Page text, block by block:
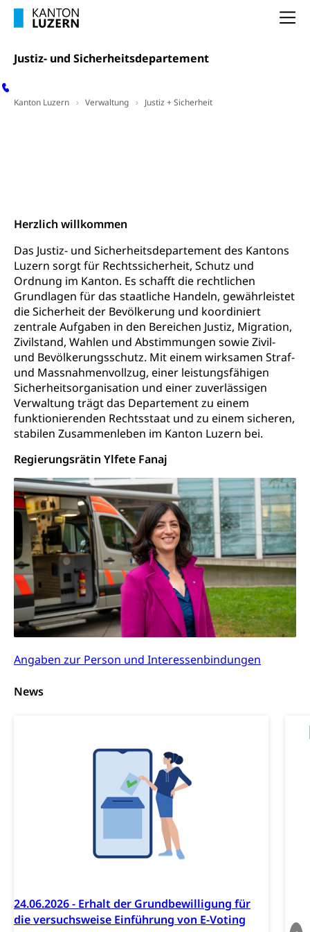
Justiz- und Sicherheitsdepartement
Kanton Luzern Verwaltung Justiz + Sicherheit
Justiz-
und
Sicherheitsdepartement
Herzlich willkommen
Das Justiz- und Sicherheitsdepartement des Kantons
Luzern sorgt für Rechtssicherheit, Schutz und
Ordnung im Kanton. Es schafft die rechtlichen
Grundlagen für das staatliche Handeln, gewährleistet
die Sicherheit der Bevölkerung und koordiniert
zentrale Aufgaben in den Bereichen Justiz, Migration,
Zivilstand, Wahlen und Abstimmungen sowie Zivil-
und Bevölkerungsschutz. Mit einem wirksamen Straf-
und Massnahmenvollzug, einer leistungsfähigen
Sicherheitsorganisation und einer zuverlässigen
Verwaltung trägt das Departement zu einem
funktionierenden Rechtsstaat und zu einem sicheren,
stabilen Zusammenleben im Kanton Luzern bei.
Regierungsrätin Ylfete Fanaj
Angaben zur Person und Interessenbindungen
News
24.06.2026 - Erhalt der Grundbewilligung für
die versuchsweise Einführung von E-Voting
Krankenversicherung
Unfallversicherung, Berufsunfallversicherung,
Krankenkasse
Prämienverbilligung (WAS Luzern)
sichere Lebensmittel, Lebensmittelkontrolle,
Sekundärprävention, Tertiärprävention
Darmkrebsvorsorge
Kantonales Tabakpräventionsprogramm
Gesundheitsförderung
Prävention (Polizei)
Suchtprävention
Gesundheitsversorgung
Soziale Sicherheit
Sozialversicherungen, Sozialpolitik,
Arbeitslosenversicherung,
Mutterschaftsversicherung, Krankenversicherung,
Unfallversicherung, Invalidenversicherung,
Sozialhilfe
Kranken- und Unfallversicherung
(gruezi.lu.ch)
Krankenversicherung (WAS Luzern)
Existenzsicherung - Sozialhilfe
Soziales und Gesellschaft (Dienststelle)
Opferhilfe
Arbeitslosenversicherung (WAS Luzern)
Invalidenversicherung (WAS Luzern)
Soziale Sicherheit
Sucht und Drogen
Drogenabhängigkeit, Drogensucht,
Medikamentenabhängigkeit,
Arzneimittelabhängigkeit, Suchtkrankheit,
Drogenabhängige, Drogensüchtige,
Betäubungsmittel, Suchtmittel, Psychopharmaka
Fachstelle Sucht Region Luzern
Drogen (Polizei)
Sucht
Gesundheitsversorgung
Gesundheitsversorgung, Spital, Pflegeinitiative,
Ambulant vor stationär, AVOS, Patientendossier
Gesundheitsversorgung
AHV / IV
Altersrente, Invalidenrente, Witwenrente,
Sozialversicherung, Vorsorgeeinrichtung,
Pensionskasse, erste Säule, zweite Säule, dritte
Säule, Hilflosenentschädigung,
Ergänzungsleistungen, Altersvorsorge,
Todesfallversicherung
AHV-Hinterlassenenrente (WAS Luzern)
AHV-Altersrente (WAS Luzern)
IV-Leistungen (WAS Luzern)
Körperbehinderung, körperliche Behinderung,
Erwerbsunfähigkeit, Behinderte
Menschen mit Behinderungen
Kultur und Medien
Archive und Bibliotheken
Bücher, Bundesarchiv, Landesbibliothek
Staatsarchiv Luzern
Zentral- und Hochschulbibliothek
Kulturelle Einrichtungen
Kunst & Kultur (Luzern Tourismus)
Kulturpolitik, Sprachförderung, Denkmalpflege,